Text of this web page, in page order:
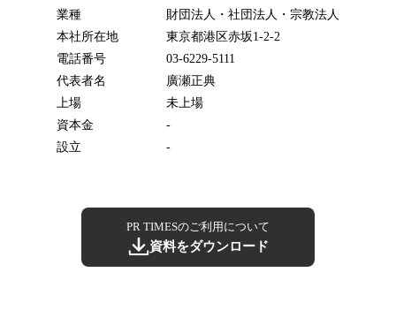
業種
財団法人・社団法人・宗教法人
本社所在地
東京都港区赤坂1-2-2
電話番号
03-6229-5111
代表者名
廣瀬正典
上場
未上場
資本金
-
設立
-
PR TIMESのご利用について
資料をダウンロード